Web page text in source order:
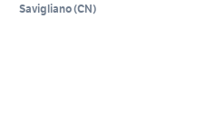
Savigliano(CN)